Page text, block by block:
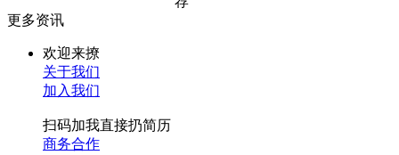
更多资讯
欢迎来撩
关于我们
加入我们
扫码加我直接扔简历
商务合作